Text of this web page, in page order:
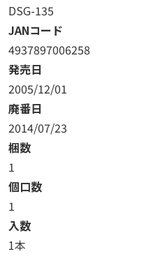
DSG-135
JANコード
4937897006258
発売日
2005/12/01
廃番日
2014/07/23
梱数
1
個口数
1
入数
1本